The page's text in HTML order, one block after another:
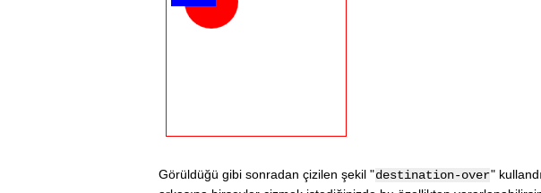
Görüldüğü gibi sonradan çizilen şekil "destination-over"